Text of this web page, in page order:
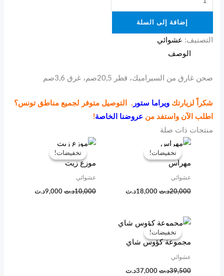
إضافة إلى السلة
التصنيف: عشوائي
الوصف
صحن غارق من السيراميك، قطر 20,5صم، غرق 3,6صم
شكراً لزيارتكويراما ستور . التوصيل متوفر لجميع مناطق تونس؟
اطلب الآن واستفد من عروضنا الخاصة!
منتجات ذات صلة
تخفيضات!
تخفيضات!
مهراس
عشوائي
20,000د.ت
الأصلي
18,000د.ت
تخفيضات!
تخفيضات!
موزع زيت
عشوائي
10,000د.ت
الأصلي
9,000د.ت
تخفيضات!
تخفيضات!
مجموعة كؤوس شاي
عشوائي
39,500د.ت
السعر
الأصلي
هو:
39,500د.ت.
37,000د.ت
السعر
الحالي